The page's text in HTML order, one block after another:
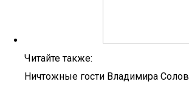
Читайте также:
Ничтожные гости Владимира